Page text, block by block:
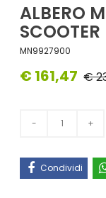
ALBERO
MN9927900
€ 161,47 €
Condividi